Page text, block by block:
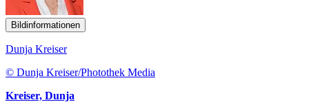
Bildinformationen
Dunja Kreiser
© Dunja Kreiser/Photothek Media
Kreiser, Dunja